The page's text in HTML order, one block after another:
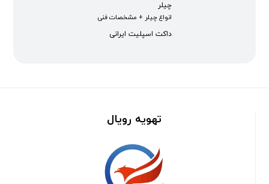
چیلر
انواع چیلر + مشخصات فنی
داکت اسپلیت ایرانی
تهویه رویال